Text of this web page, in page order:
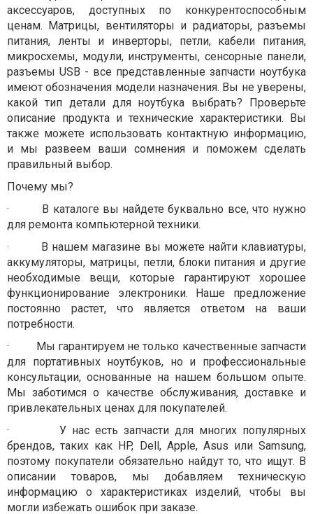
аксессуаров, доступных по конкурентоспособным
ценам. Матрицы, вентиляторы и радиаторы, разъемы
питания, ленты и инверторы, петли, кабели питания,
микросхемы, модули, инструменты, сенсорные панели,
разъемы USB - все представленные запчасти ноутбука
имеют обозначения модели назначения. Вы не уверены,
какой тип детали для ноутбука выбрать? Проверьте
описание продукта и технические характеристики. Вы
также можете использовать контактную информацию,
и мы развеем ваши сомнения и поможем сделать
правильный выбор.
Почему мы?
·
В каталоге вы найдете буквально все, что нужно
для ремонта компьютерной техники.
·
В нашем магазине вы можете найти клавиатуры,
аккумуляторы, матрицы, петли, блоки питания и другие
необходимые вещи, которые гарантируют хорошее
функционирование электроники. Наше предложение
постоянно растет, что является ответом на ваши
потребности.
·
Мы гарантируем не только качественные запчасти
для портативных ноутбуков, но и профессиональные
консультации, основанные на нашем большом опыте.
Мы заботимся о качестве обслуживания, доставке и
привлекательных ценах для покупателей.
·
У нас есть запчасти для многих популярных
брендов, таких как HP, Dell, Apple, Asus или Samsung,
поэтому покупатели обязательно найдут то, что ищут. В
описании товаров, мы добавляем техническую
информацию о характеристиках изделий, чтобы вы
могли избежать ошибок при заказе.